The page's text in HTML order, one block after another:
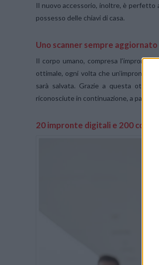
Il nuovo accessorio, inoltre, è perfetto
possesso delle chiavi di casa.
Uno scanner sempre aggiornato
Il corpo umano, compresa l’impronta
ottimale, ogni volta che un’impronta
sarà salvata. Grazie a questa
riconosciute in continuazione, a patto
20 impronte digitali e 200 codici